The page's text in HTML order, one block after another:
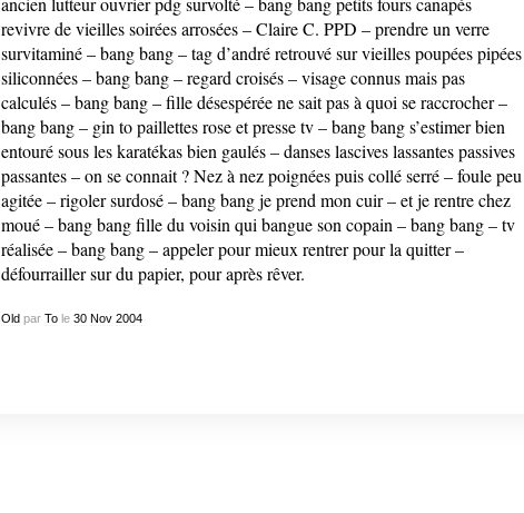
revivre de vieilles soirées arrosées – Claire C. PPD – prendre un verre
survitaminé – bang bang – tag d’andré retrouvé sur vieilles poupées pipées
siliconnées – bang bang – regard croisés – visage connus mais pas
calculés – bang bang – fille désespérée ne sait pas à quoi se raccrocher –
bang bang – gin to paillettes rose et presse tv – bang bang s’estimer bien
entouré sous les karatékas bien gaulés – danses lascives lassantes passives
passantes – on se connait ? Nez à nez poignées puis collé serré – foule peu
agitée – rigoler surdosé – bang bang je prend mon cuir – et je rentre chez
moué – bang bang fille du voisin qui bangue son copain – bang bang – tv
réalisée – bang bang – appeler pour mieux rentrer pour la quitter –
défourrailler sur du papier, pour après rêver.
Oldpar Tole 30 Nov 2004